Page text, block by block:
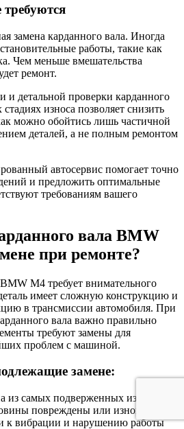
замена карданного вала. Иногда
работы, такие как
Чем меньше вмешательства
ремонт.
и детальной проверки карданного
износа позволяет снизить
можно обойтись лишь частичной
деталей, а не полным ремонтом
автосервис помогает точно
и предложить оптимальные
требованиям вашего
вала BMW
при ремонте?
M4 требует внимательного
имеет сложную конструкцию и
в трансмиссии автомобиля. При
вала важно правильно
требуют замены для
проблем с машиной.
замене:
из самых подверженных износу
повреждены или изношены,
к вибрации и нарушению работы